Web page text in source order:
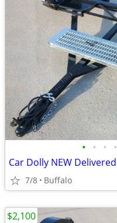
• • • •
7/8 Buffalo
$2,100